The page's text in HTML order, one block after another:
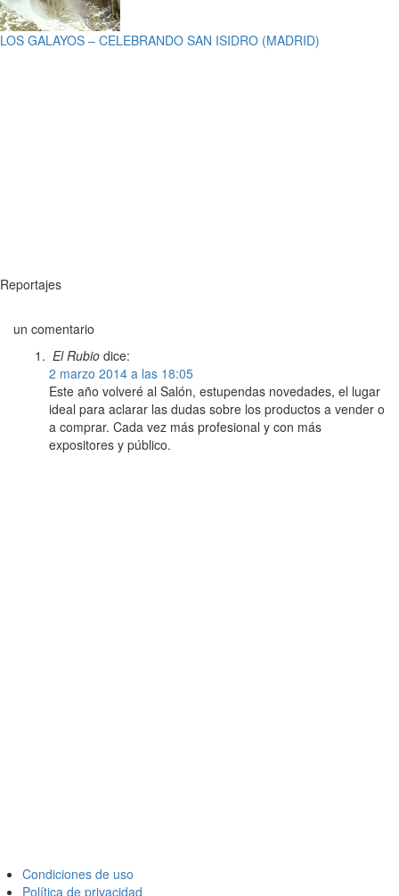
LOS GALAYOS – CELEBRANDO SAN ISIDRO (MADRID)
Reportajes
un comentario
El Rubio dice:
2 marzo 2014 a las 18:05
Este año volveré al Salón, estupendas novedades, el lugar
ideal para aclarar las dudas sobre los productos a vender o
a comprar. Cada vez más profesional y con más
expositores y público.
Condiciones de uso
Política de privacidad